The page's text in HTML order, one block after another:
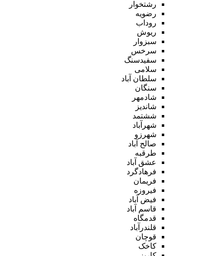
رشتخوار
رضویه
روداب
ریوش
سبزوار
سرخس
سفیدسنگ
سلامی
سلطان آباد
سنگان
شادمهر
شاندیز
ششتمد
شهرآباد
شهرزو
صالح آباد
طرقبه
عشق آباد
فرهادگرد
فریمان
فیروزه
فیض آباد
قاسم آباد
قدمگاه
قلندرآباد
قوچان
کاخک